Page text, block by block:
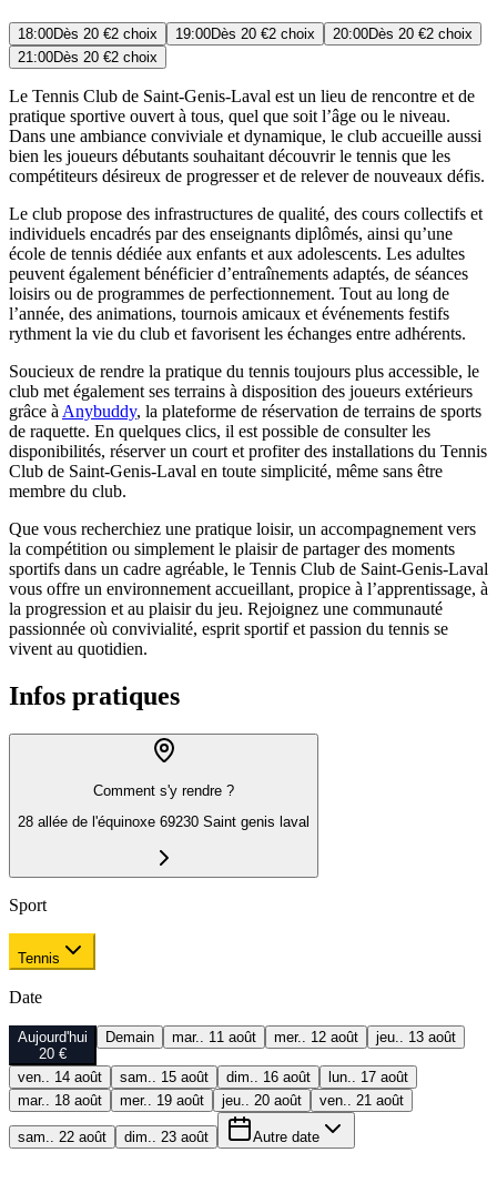
18:00Dès 20 €2 choix 19:00Dès 20 €2 choix 20:00Dès 20 €2 choix
21:00Dès 20 €2 choix
Le Tennis Club de Saint-Genis-Laval est un lieu de rencontre et de
pratique sportive ouvert à tous, quel que soit l’âge ou le niveau.
Dans une ambiance conviviale et dynamique, le club accueille aussi
bien les joueurs débutants souhaitant découvrir le tennis que les
compétiteurs désireux de progresser et de relever de nouveaux défis.
Le club propose des infrastructures de qualité, des cours collectifs et
individuels encadrés par des enseignants diplômés, ainsi qu’une
école de tennis dédiée aux enfants et aux adolescents. Les adultes
peuvent également bénéficier d’entraînements adaptés, de séances
loisirs ou de programmes de perfectionnement. Tout au long de
l’année, des animations, tournois amicaux et événements festifs
rythment la vie du club et favorisent les échanges entre adhérents.
Soucieux de rendre la pratique du tennis toujours plus accessible, le
club met également ses terrains à disposition des joueurs extérieurs
grâce àAnybuddy, la plateforme de réservation de terrains de sports
de raquette. En quelques clics, il est possible de consulter les
disponibilités, réserver un court et profiter des installations du Tennis
Club de Saint-Genis-Laval en toute simplicité, même sans être
membre du club.
Que vous recherchiez une pratique loisir, un accompagnement vers
la compétition ou simplement le plaisir de partager des moments
sportifs dans un cadre agréable, le Tennis Club de Saint-Genis-Laval
vous offre un environnement accueillant, propice à l’apprentissage, à
la progression et au plaisir du jeu. Rejoignez une communauté
passionnée où convivialité, esprit sportif et passion du tennis se
vivent au quotidien.
Infos pratiques
Comment s'y rendre ?
28 allée de l'équinoxe 69230 Saint genis laval
Sport
Tennis
Date
Aujourd'hui
20 €
Demain mar.. 11 août mer.. 12 août jeu.. 13 août
ven.. 14 août sam.. 15 août dim.. 16 août
lun.. 17 août
mar.. 18 août
mer.. 19 août jeu.. 20 août ven.. 21 août
sam.. 22 août dim.. 23 août Autre date